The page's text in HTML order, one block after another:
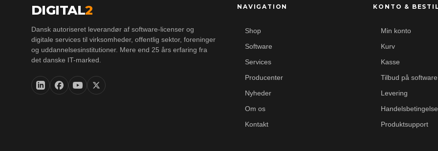
DIGITAL2
Dansk autoriseret leverandør af software-licenser og
digitale services til virksomheder, offentlig sektor, foreninger
og uddannelsesinstitutioner. Mere end 25 års erfaring fra
det danske IT-marked.
NAVIGATION
Shop
Software
Services
Producenter
Nyheder
Om os
Kontakt
KONTO &
Min konto
Kurv
Kasse
Tilbud på software
Levering
Produktsupport